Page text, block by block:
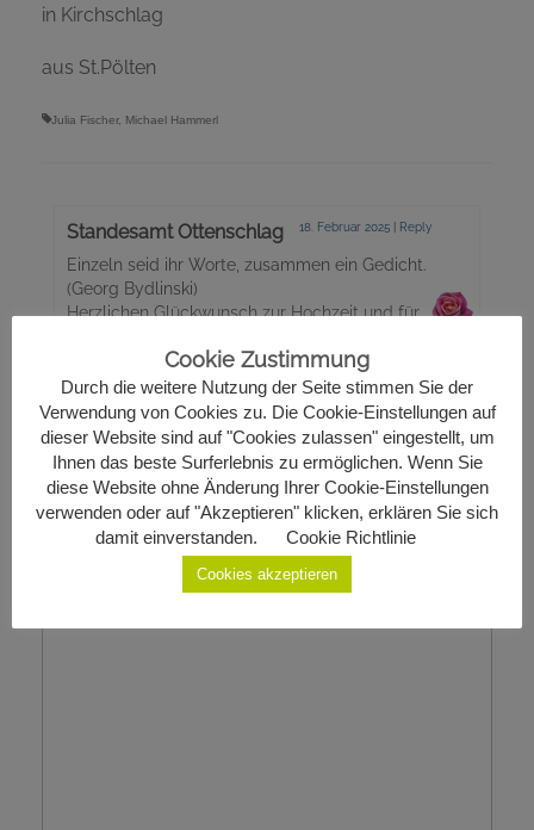
in Kirchschlag
aus St.Pölten
Julia Fischer, Michael Hammerl
Standesamt Ottenschlag 18. Februar 2025 Reply
Einzeln seid ihr Worte, zusammen ein Gedicht.
(Georg Bydlinski)
Herzlichen Glückwunsch zur Hochzeit und für
wünscht das Standesamt Ottenschlag!
Schreibe einen Kommentar
Deine E-Mail-Adresse wird nicht veröffentlicht.
Erforderliche Felder sind mit*markiert
Cookie Zustimmung
Durch die weitere Nutzung der Seite stimmen Sie der
Verwendung von Cookies zu. Die Cookie-Einstellungen auf
dieser Website sind auf "Cookies zulassen" eingestellt, um
Ihnen das beste Surferlebnis zu ermöglichen. Wenn Sie
diese Website ohne Änderung Ihrer Cookie-Einstellungen
verwenden oder auf "Akzeptieren" klicken, erklären Sie sich
damit einverstanden.
Cookie Richtlinie
Cookies akzeptieren